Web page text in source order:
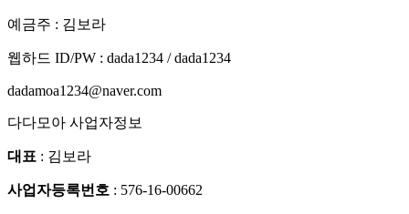
예금주 : 김보라
웹하드 ID/PW : dada1234 / dada1234
dadamoa1234@naver.com
다다모아 사업자정보
대표 : 김보라
사업자등록번호 : 576-16-00662